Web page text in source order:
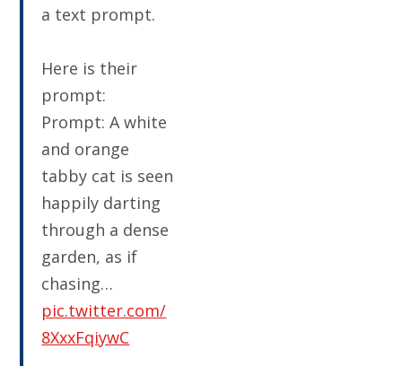
a text prompt.
Here is their
prompt:
Prompt: A white
and orange
tabby cat is seen
happily darting
through a dense
garden, as if
chasing…
pic.twitter.com/
8XxxFqiywC